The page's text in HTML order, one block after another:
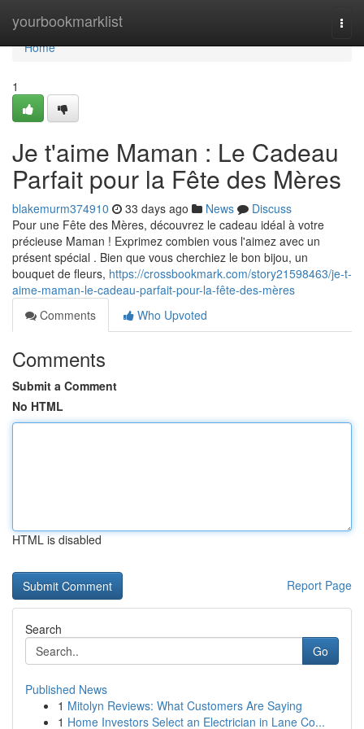
yourbookmarklist
Home
Home
1
Je t'aime Maman : Le Cadeau
Parfait pour la Fête des Mères
blakemurm374910 33 days ago News
Discuss
Pour une Fête des Mères, découvrez le cadeau idéal à votre
précieuse Maman ! Exprimez combien vous l'aimez avec un
présent spécial . Bien que vous cherchiez le bon bijou, un
bouquet de fleurs, https://crossbookmark.com/story21598463/je-t-
aime-maman-le-cadeau-parfait-pour-la-fête-des-mères
Comments
Who Upvoted
Comments
Submit a Comment
No HTML
HTML is disabled
Report Page
Search
Go
Published News
1 Mitolyn Reviews: What Customers Are Saying
1 Home Investors Select an Electrician in Lane Co...